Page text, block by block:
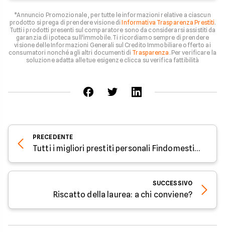
*Annuncio Promozionale , per tutte le informazioni relative a ciascun
prodotto si prega di prendere visione diInformativa Trasparenza Prestiti.
Tutti i prodotti presenti sul comparatore sono da considerarsi assistiti da
garanzia di ipoteca sull'immobile. Ti ricordiamo sempre di prendere
visione delle Informazioni Generali sul Credito Immobiliare offerto ai
consumatori nonché agli altri documenti di Trasparenza . Per verificare la
soluzione adatta alle tue esigenze clicca su verifica fattibilità
PRECEDENTE
Tutti i migliori prestiti personali Findomestic di Luglio 2022
SUCCESSIVO
Riscatto della laurea: a chi conviene?